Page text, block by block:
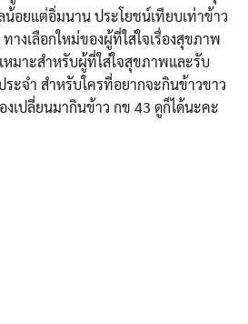
อยแต่อิ่มนาน ประโยชน์เทียบเท่าข้าว
งเลือกใหม่ของผู้ที่ใส่ใจเรื่องสุขภาพ
มาะสำหรับผู้ที่ใส่ใจสุขภาพและรับ
ะจำ สำหรับใครที่อยากจะกินข้าวขาว
งเปลี่ยนมากินข้าว กข 43 ดูก็ได้นะคะ